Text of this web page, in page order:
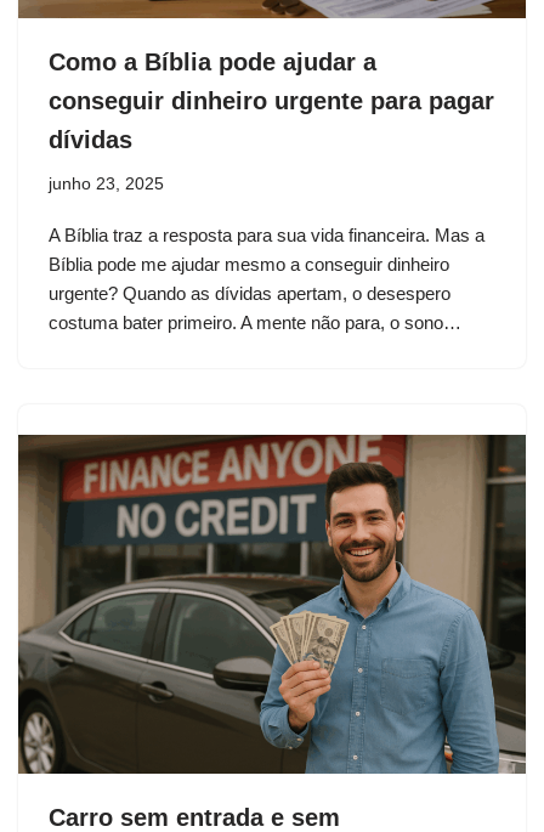
Como a Bíblia pode ajudar a
conseguir dinheiro urgente para pagar
dívidas
junho 23, 2025
A Bíblia traz a resposta para sua vida financeira. Mas a
Bíblia pode me ajudar mesmo a conseguir dinheiro
urgente? Quando as dívidas apertam, o desespero
costuma bater primeiro. A mente não para, o sono…
Carro sem entrada e sem